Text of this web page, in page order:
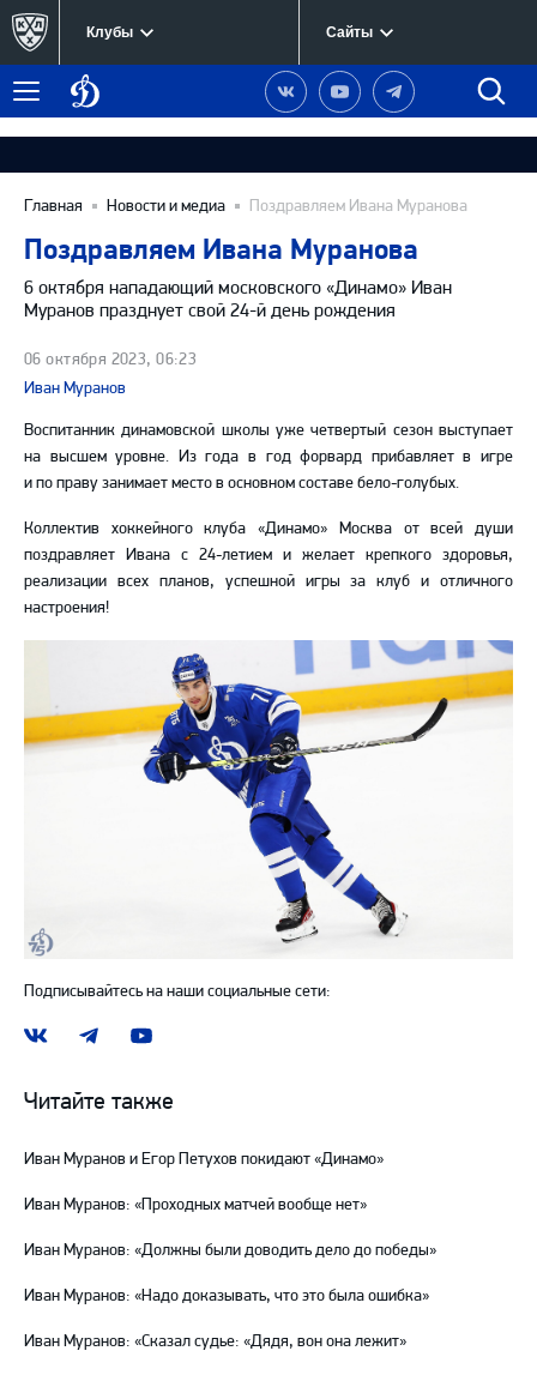
Клубы Сайты
Меню
Динамо
Москва
Наша
группа
Вконтакте
Наш
канал
YouTube
Наш
канал
Telegram
Главная Новости и медиа Поздравляем Ивана Муранова
Поздравляем Ивана Муранова
6 октября нападающий московского «Динамо» Иван
Муранов празднует свой 24-й день рождения
06 октября 2023, 06:23
Иван Муранов
Воспитанник динамовской школы уже четвертый сезон выступает
на высшем уровне. Из года в год форвард прибавляет в игре
и по праву занимает место в основном составе бело-голубых.
Коллектив хоккейного клуба «Динамо» Москва от всей души
поздравляет Ивана с 24-летием и желает крепкого здоровья,
реализации всех планов, успешной игры за клуб и отличного
настроения!
Подписывайтесь на наши социальные сети:
Наша
ВКонтакте
Наш
в
Telegram
Наш
YouTube
Читайте также
Иван Муранов и Егор Петухов покидают «Динамо»
Иван Муранов: «Проходных матчей вообще нет»
Иван Муранов: «Должны были доводить дело до победы»
Иван Муранов: «Надо доказывать, что это была ошибка»
Иван Муранов: «Сказал судье: «Дядя, вон она лежит»